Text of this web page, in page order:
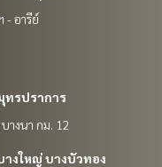
- อารีย์
ทรปราการ
างนา กม. 12
งใหญ่ บางบัวทอง